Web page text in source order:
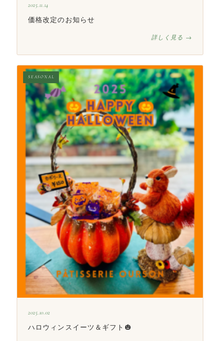
2025.11.14
価格改定のお知らせ
詳しく見る →
SEASONAL
2025.10.02
ハロウィンスイーツ＆ギフト🎃